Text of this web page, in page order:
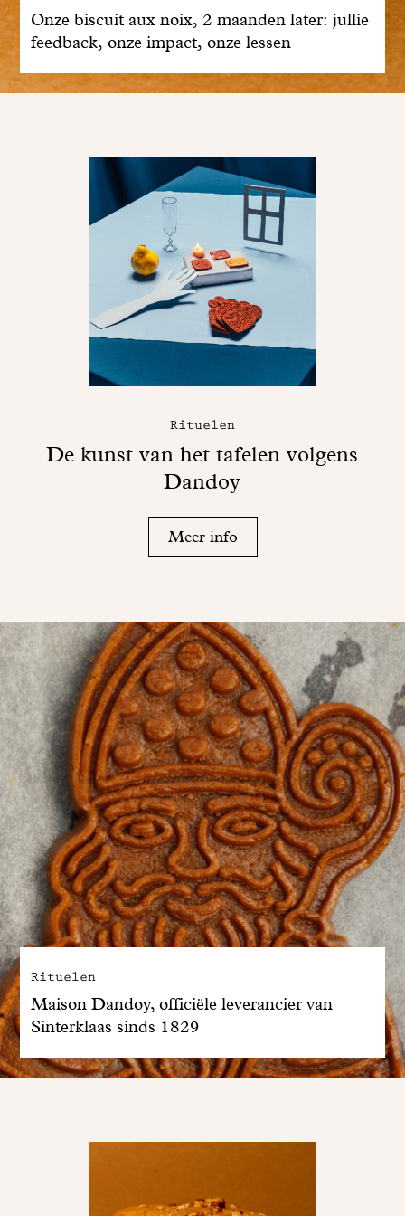
Onze biscuit aux noix, 2 maanden later: jullie
feedback, onze impact, onze lessen
Rituelen
De kunst van het tafelen volgens
Dandoy
Meer info
Rituelen
Maison Dandoy, officiële leverancier van
Sinterklaas sinds 1829